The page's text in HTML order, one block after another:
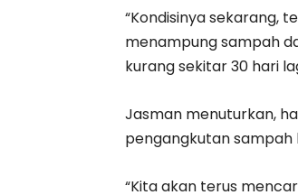
“Kondisinya sekarang,
menampung sampah
kurang sekitar 30 hari
Jasman menuturkan,
pengangkutan sampah
“Kita akan terus